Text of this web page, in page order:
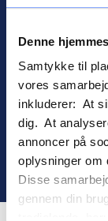
Denne
Samtykke til
vores
inkluderer: At
dig. At
annoncer på
oplysninger om
Disse
gennem din
Cookies
©2026